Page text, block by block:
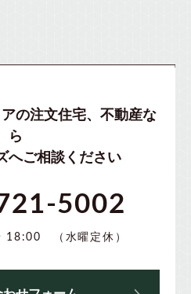
の注文住宅、不動産な
ら
へご相談ください
5002
18:00 （水曜定休）